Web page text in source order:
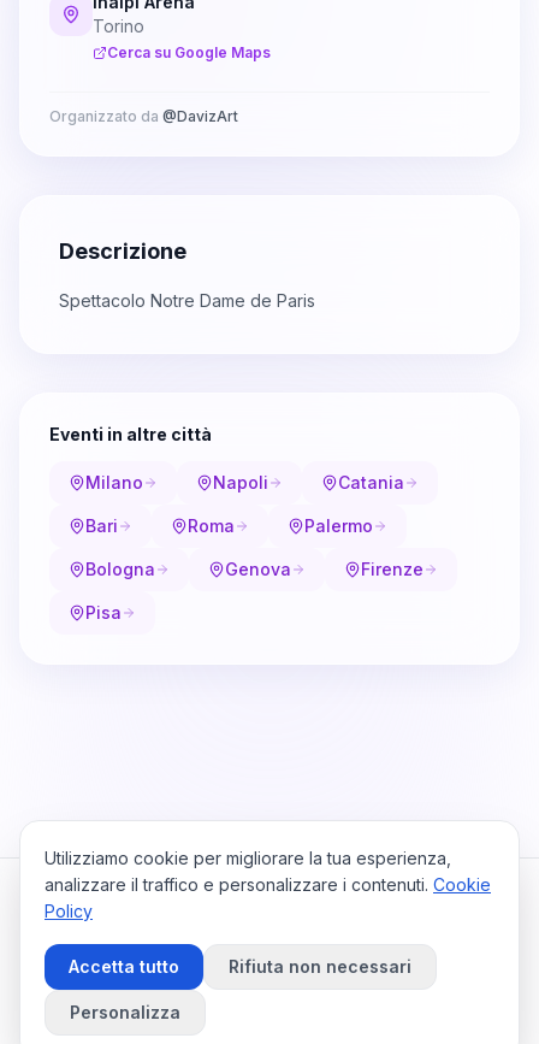
Torino
Cerca su Google Maps
Organizzato da @DavizArt
Descrizione
Spettacolo Notre Dame de Paris
Eventi in altre città
Milano Napoli Catania
Bari Roma Palermo
Bologna Genova Firenze
Pisa
HomeViaggiPrivacy PolicyCookie PolicyContattaci
Preferenze Cookie
©2026
Utilizziamo cookie per migliorare la tua esperienza,
analizzare il traffico e personalizzare i contenuti. Cookie
Policy
Accetta tutto Rifiuta non necessari
Personalizza